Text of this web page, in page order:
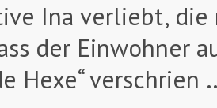
Ina verliebt,
der Einwohner
Hexe“ verschrien